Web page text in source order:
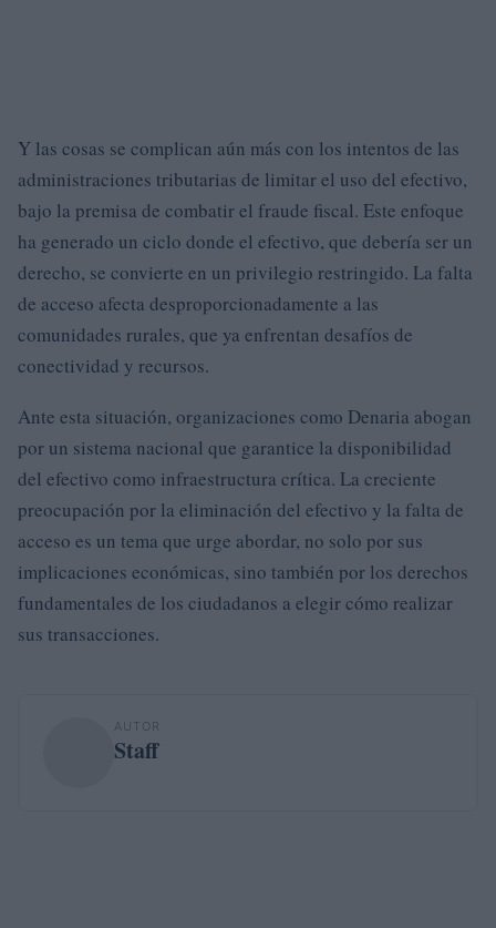
Y las cosas se complican aún más con los intentos de las
administraciones tributarias de limitar el uso del efectivo,
bajo la premisa de combatir el fraude fiscal. Este enfoque
ha generado un ciclo donde el efectivo, que debería ser un
derecho, se convierte en un privilegio restringido. La falta
de acceso afecta desproporcionadamente a las
comunidades rurales, que ya enfrentan desafíos de
conectividad y recursos.
Ante esta situación, organizaciones como Denaria abogan
por un sistema nacional que garantice la disponibilidad
del efectivo como infraestructura crítica. La creciente
preocupación por la eliminación del efectivo y la falta de
acceso es un tema que urge abordar, no solo por sus
implicaciones económicas, sino también por los derechos
fundamentales de los ciudadanos a elegir cómo realizar
sus transacciones.
AUTOR
Staff